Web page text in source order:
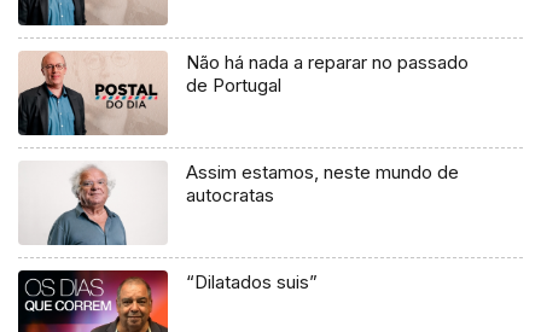
Não há nada a reparar no passado
de Portugal
Assim estamos, neste mundo de
autocratas
“Dilatados suis”